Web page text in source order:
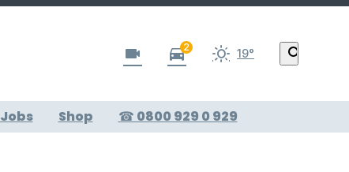
videocam directions_car2 19° search
Jobs Shop ☎ 0800 929 0 929